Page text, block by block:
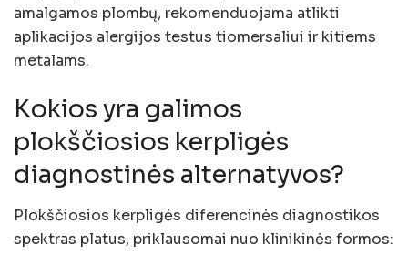
amalgamos plombų, rekomenduojama atlikti
aplikacijos alergijos testus tiomersaliui ir kitiems
metalams.
Kokios yra galimos
plokščiosios kerpligės
diagnostinės alternatyvos?
Plokščiosios kerpligės diferencinės diagnostikos
spektras platus, priklausomai nuo klinikinės formos: